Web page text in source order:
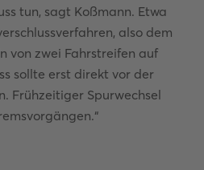
tun, sagt Koßmann. Etwa
also dem
von zwei Fahrstreifen auf
sollte erst direkt vor der
Frühzeitiger Spurwechsel